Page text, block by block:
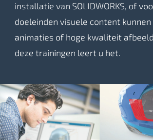
installatie van SOLIDWORKS, of
doeleinden visuele content
animaties of hoge kwaliteit
deze trainingen leert u het.